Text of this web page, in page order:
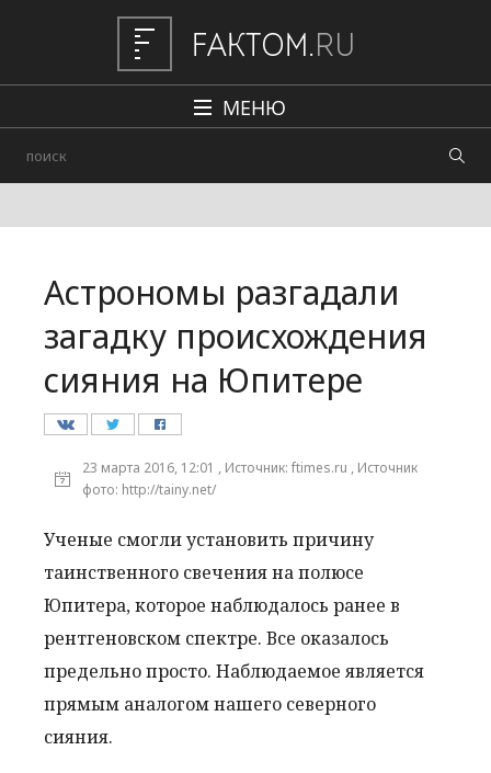
МЕНЮ
Авто
Происшествия
Редакция
Астрономы разгадали
загадку происхождения
сияния на Юпитере
23 марта 2016, 12:01 , Источник: ftimes.ru , Источник
фото: http://tainy.net/
Ученые смогли установить причину
таинственного свечения на полюсе
Юпитера, которое наблюдалось ранее в
рентгеновском спектре. Все оказалось
предельно просто. Наблюдаемое является
прямым аналогом нашего северного
сияния.